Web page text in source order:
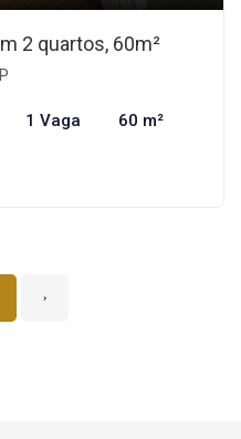
2 quartos, 60m²
1 Vaga 60 m²
›